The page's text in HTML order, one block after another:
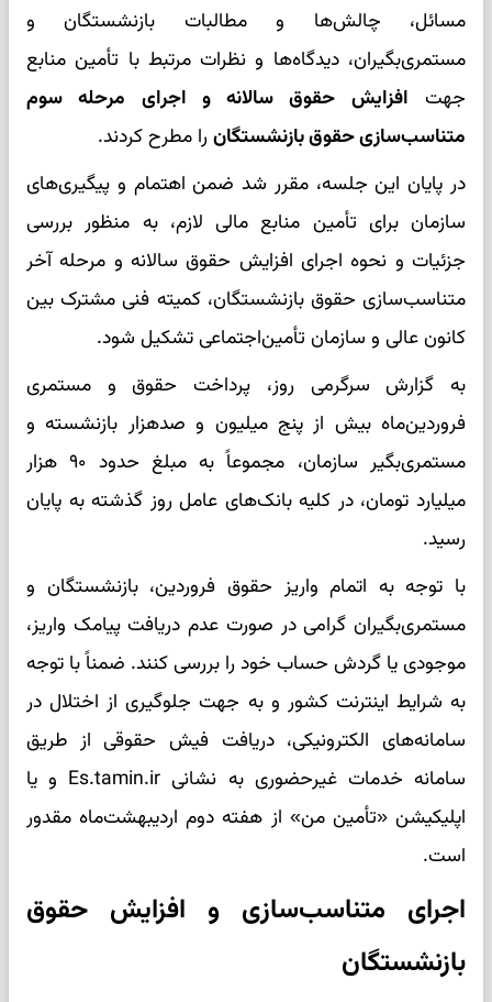
مسائل، چالش‌ها و مطالبات بازنشستگان و
مستمری‌بگیران، دیدگاه‌ها و نظرات مرتبط با تأمین منابع
جهت افزایش حقوق سالانه و اجرای مرحله سوم
متناسب‌سازی حقوق بازنشستگانرا مطرح کردند.
در پایان این جلسه، مقرر شد ضمن اهتمام و پیگیری‌های
سازمان برای تأمین منابع مالی لازم، به منظور بررسی
جزئیات و نحوه اجرای افزایش حقوق سالانه و مرحله آخر
متناسب‌سازی حقوق بازنشستگان، کمیته‌ فنی مشترک بین
کانون عالی و سازمان تأمین‌اجتماعی تشکیل شود.
به گزارش سرگرمی روز، پرداخت حقوق و مستمری
فروردین‌ماه بیش از پنج میلیون و صدهزار بازنشسته و
مستمری‌بگیر سازمان، مجموعاً به مبلغ حدود ۹۰ هزار
میلیارد تومان، در کلیه بانک‌های عامل روز گذشته به پایان
رسید.
با توجه به اتمام واریز حقوق فروردین، بازنشستگان و
مستمری‌بگیران گرامی در صورت عدم دریافت پیامک واریز،
موجودی یا گردش حساب خود را بررسی کنند. ضمناً با توجه
به شرایط اینترنت کشور و به جهت جلوگیری از اختلال در
سامانه‌های الکترونیکی، دریافت فیش حقوقی از طریق
سامانه خدمات غیرحضوری به نشانی Es.tamin.ir و یا
اپلیکیشن «تأمین من» از هفته دوم اردیبهشت‌ماه مقدور
است.
اجرای متناسب‌سازی و افزایش حقوق
بازنشستگان